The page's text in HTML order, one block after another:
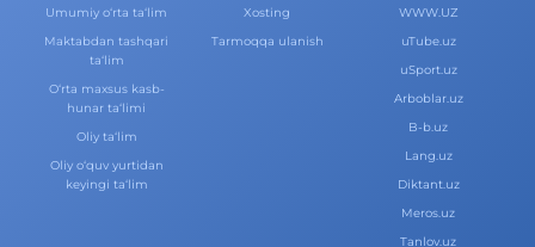
Umumiy o‘rta ta‘lim
Maktabdan tashqari
ta‘lim
O‘rta maxsus kasb-
hunar ta‘limi
Oliy ta‘lim
Oliy o‘quv yurtidan
keyingi ta‘lim
Xosting
Tarmoqqa ulanish
WWW.UZ
uTube.uz
uSport.uz
Arboblar.uz
B-b.uz
Lang.uz
Diktant.uz
Meros.uz
Tanlov.uz